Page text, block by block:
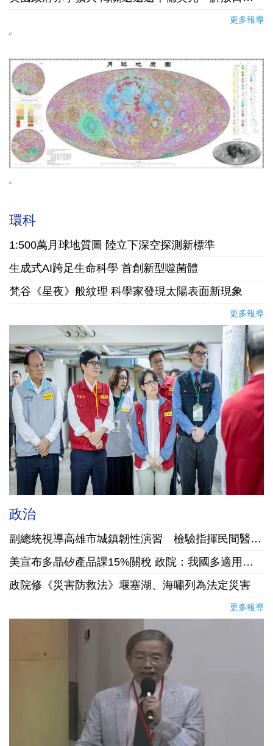
更多報導
環科
1:500萬月球地質圖 陸立下深空探測新標準
生成式AI跨足生命科學 首創新型噬菌體
梵谷《星夜》般紋理 科學家發現太陽表面新現象
更多報導
政治
副總統視導高雄市城鎮韌性演習 檢驗指揮民間醫療3大能力
美宣布多晶矽產品課15%關稅 政院：我國多適用免稅優惠
政院修《災害防救法》堰塞湖、海嘯列為法定災害
更多報導